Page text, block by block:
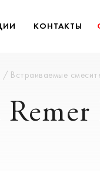
КОНТАКТЫ
Встраиваемые